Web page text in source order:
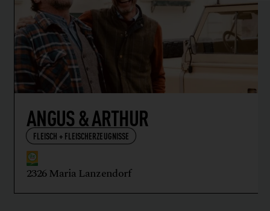
ANGUS & ARTHUR
FLEISCH + FLEISCHERZEUGNISSE
2326 Maria Lanzendorf